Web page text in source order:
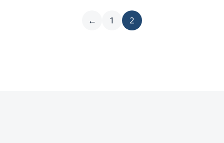
← 1 2